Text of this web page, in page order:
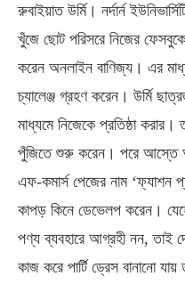
রুবাইয়াত উর্মি। নর্দার্ন
খুঁজে ছোট পরিসরে নিজের
করেন অনলাইন বাণিজ্য। এর
চ্যালেঞ্জ গ্রহণ করেন। উর্মি
মাধ্যমে নিজেকে প্রতিষ্ঠা
পুঁজিতে শুরু করেন। পরে আস্তে
এফ-কমার্স পেজের নাম ‘ফ্যাশন
কাপড় কিনে ডেভেলপ করেন।
পণ্য ব্যবহারে আগ্রহী নন, তাই
কাজ করে পার্টি ড্রেস বানানো